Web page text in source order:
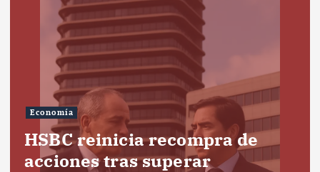
Economía
HSBC reinicia recompra de
acciones tras superar